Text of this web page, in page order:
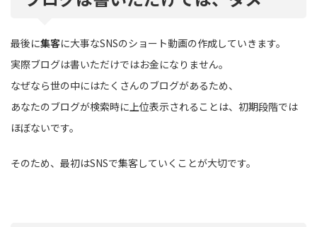
最後に集客に大事なSNSのショート動画の作成していきます。
実際ブログは書いただけではお金になりません。
なぜなら世の中にはたくさんのブログがあるため、
あなたのブログが検索時に上位表示されることは、初期段階では
ほぼないです。
そのため、最初はSNSで集客していくことが大切です。